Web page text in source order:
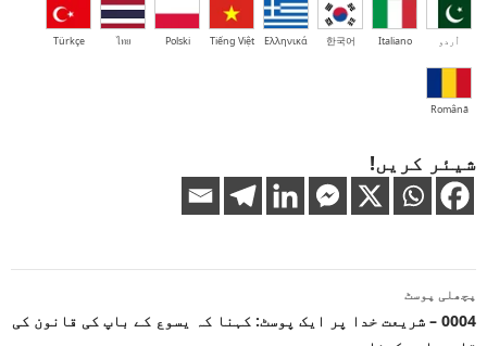
اُردو Italiano
한국어
Ελληνικά
Tiếng Việt
Polski
ไทย
Türkçe
Română
شیئر کریں!
پوسٹوں
کی
پچھلی پوسٹ
0004 – شریعت خدا پر ایک پوسٹ: کہنا کہ یسوع کے باپ کی قانون کی